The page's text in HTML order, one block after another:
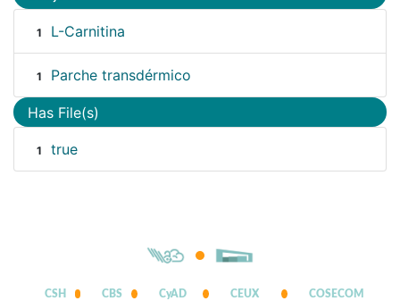
1 L-Carnitina
1 Parche transdérmico
Has File(s)
1 true
CSH CBS CyAD CEUX COSECOM